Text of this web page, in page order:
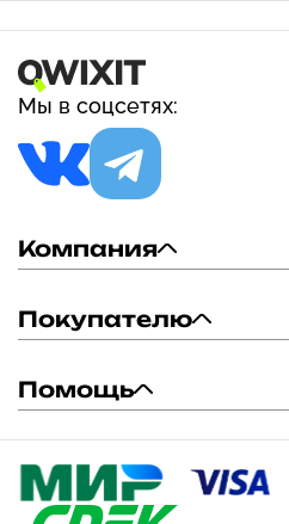
Мы в соцсетях:
Компания
Покупателю
Помощь